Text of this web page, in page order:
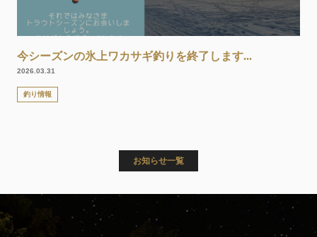
今シーズンの氷上ワカサギ釣りを終了します...
2026.03.31
釣り情報
お知らせ一覧